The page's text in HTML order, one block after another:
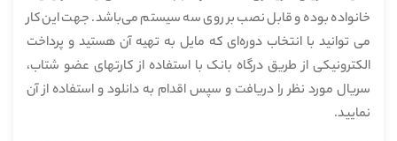
خانواده بوده و قابل نصب بر روی سه سیستم می‌باشد. جهت این کار
می توانید با انتخاب دوره‌ای که مایل به تهیه آن هستید و پرداخت
الکترونیکی از طریق درگاه بانک با استفاده از کارتهای عضو شتاب،
سریال مورد نظر را دریافت و سپس اقدام به دانلود و استفاده از آن
نمایید.